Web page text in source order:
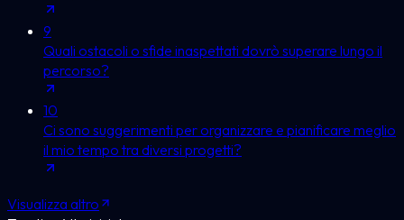
9
Quali ostacoli o sfide inaspettati dovrò superare lungo il
percorso?
10
Ci sono suggerimenti per organizzare e pianificare meglio
il mio tempo tra diversi progetti?
Visualizza altro